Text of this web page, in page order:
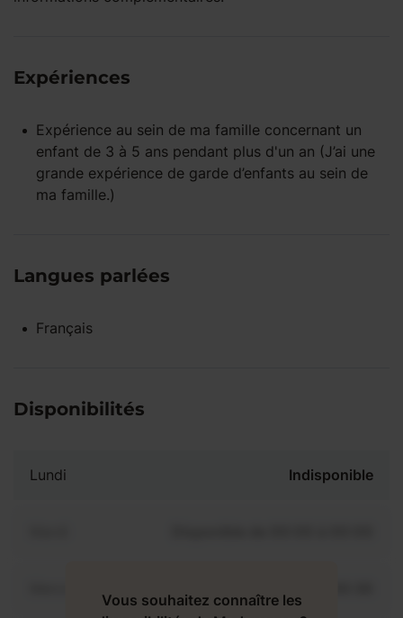
Expériences
Expérience au sein de ma famille concernant un
enfant de 3 à 5 ans pendant plus d'un an (J’ai une
grande expérience de garde d’enfants au sein de
ma famille.)
Langues parlées
Français
Disponibilités
Lundi Indisponible
Vous souhaitez connaître les